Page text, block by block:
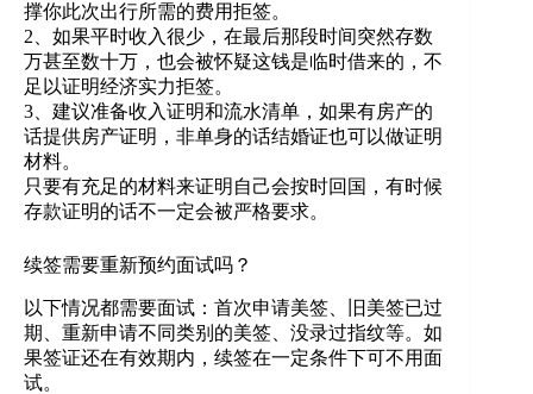
撑你此次出行所需的费用拒签。
2、如果平时收入很少，在最后那段时间突然存数
万甚至数十万，也会被怀疑这钱是临时借来的，不
足以证明经济实力拒签。
3、建议准备收入证明和流水清单，如果有房产的
话提供房产证明，非单身的话结婚证也可以做证明
材料。
只要有充足的材料来证明自己会按时回国，有时候
存款证明的话不一定会被严格要求。
续签需要重新预约面试吗？
以下情况都需要面试：首次申请美签、旧美签已过
期、重新申请不同类别的美签、没录过指纹等。如
果签证还在有效期内，续签在一定条件下可不用面
试。